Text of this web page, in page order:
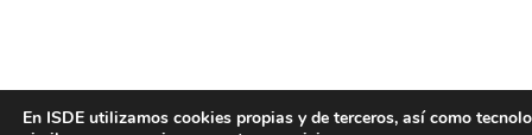
En ISDE utilizamos cookies propias y de terceros, así como